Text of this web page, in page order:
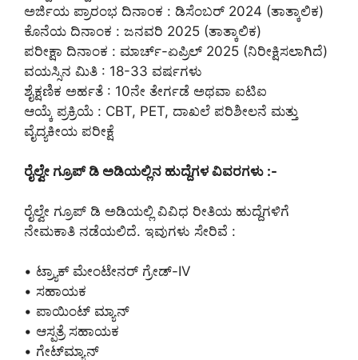
ಅರ್ಜಿಯ ಪ್ರಾರಂಭ ದಿನಾಂಕ : ಡಿಸೆಂಬರ್ 2024 (ತಾತ್ಕಾಲಿಕ)
ಕೊನೆಯ ದಿನಾಂಕ : ಜನವರಿ 2025 (ತಾತ್ಕಾಲಿಕ)
ಪರೀಕ್ಷಾ ದಿನಾಂಕ : ಮಾರ್ಚ್-ಏಪ್ರಿಲ್ 2025 (ನಿರೀಕ್ಷಿಸಲಾಗಿದೆ)
ವಯಸ್ಸಿನ ಮಿತಿ : 18-33 ವರ್ಷಗಳು
ಶೈಕ್ಷಣಿಕ ಅರ್ಹತೆ : 10ನೇ ತೇರ್ಗಡೆ ಅಥವಾ ಐಟಿಐ
ಆಯ್ಕೆ ಪ್ರಕ್ರಿಯೆ : CBT, PET, ದಾಖಲೆ ಪರಿಶೀಲನೆ ಮತ್ತು
ವೈದ್ಯಕೀಯ ಪರೀಕ್ಷೆ
ರೈಲ್ವೇ ಗ್ರೂಪ್ ಡಿ ಅಡಿಯಲ್ಲಿನ ಹುದ್ದೆಗಳ ವಿವರಗಳು :-
ರೈಲ್ವೇ ಗ್ರೂಪ್ ಡಿ ಅಡಿಯಲ್ಲಿ ವಿವಿಧ ರೀತಿಯ ಹುದ್ದೆಗಳಿಗೆ
ನೇಮಕಾತಿ ನಡೆಯಲಿದೆ. ಇವುಗಳು ಸೇರಿವೆ :
• ಟ್ರ್ಯಾಕ್ ಮೇಂಟೇನರ್ ಗ್ರೇಡ್-IV
• ಸಹಾಯಕ
• ಪಾಯಿಂಟ್ ಮ್ಯಾನ್
• ಆಸ್ಪತ್ರೆ ಸಹಾಯಕ
• ಗೇಟ್‌ಮ್ಯಾನ್